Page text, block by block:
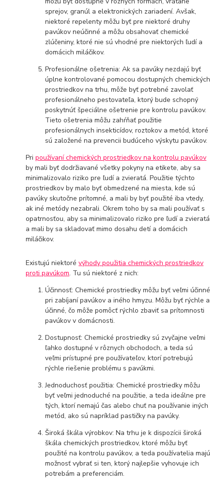
sprejov, granúl a elektronických zariadení. Avšak,
niektoré repelenty môžu byť pre niektoré druhy
pavúkov neúčinné a môžu obsahovať chemické
zlúčeniny, ktoré nie sú vhodné pre niektorých ľudí a
domácich miláčikov.
Profesionálne ošetrenia: Ak sa pavúky nezdajú byť
úplne kontrolované pomocou dostupných chemických
prostriedkov na trhu, môže byť potrebné zavolať
profesionálneho pestovateľa, ktorý bude schopný
poskytnúť špeciálne ošetrenie pre kontrolu pavúkov.
Tieto ošetrenia môžu zahŕňať použitie
profesionálnych insekticídov, roztokov a metód, ktoré
sú založené na prevencii budúceho výskytu pavúkov.
Pripoužívaní chemických prostriedkov na kontrolu pavúkov
by mali byť dodržiavané všetky pokyny na etikete, aby sa
minimalizovalo riziko pre ľudí a zvieratá. Použitie týchto
prostriedkov by malo byť obmedzené na miesta, kde sú
pavúky skutočne prítomné, a mali by byť použité iba vtedy,
ak iné metódy nezabrali. Okrem toho by sa mali používať s
opatrnosťou, aby sa minimalizovalo riziko pre ľudí a zvieratá
a mali by sa skladovať mimo dosahu detí a domácich
miláčikov.
Existujú niektorévýhody použitia chemických prostriedkov
proti pavúkom. Tu sú niektoré z nich:
Účinnosť: Chemické prostriedky môžu byť veľmi účinné
pri zabíjaní pavúkov a iného hmyzu. Môžu byť rýchle a
účinné, čo môže pomôcť rýchlo zbaviť sa prítomnosti
pavúkov v domácnosti.
Dostupnosť: Chemické prostriedky sú zvyčajne veľmi
ľahko dostupné v rôznych obchodoch, a teda sú
veľmi prístupné pre používateľov, ktorí potrebujú
rýchle riešenie problému s pavúkmi.
Jednoduchosť použitia: Chemické prostriedky môžu
byť veľmi jednoduché na použitie, a teda ideálne pre
tých, ktorí nemajú čas alebo chuť na používanie iných
metód, ako sú napríklad pastičky na pavúky.
Široká škála výrobkov: Na trhu je k dispozícii široká
škála chemických prostriedkov, ktoré môžu byť
použité na kontrolu pavúkov, a teda používatelia majú
možnosť vybrať si ten, ktorý najlepšie vyhovuje ich
potrebám a preferenciám.